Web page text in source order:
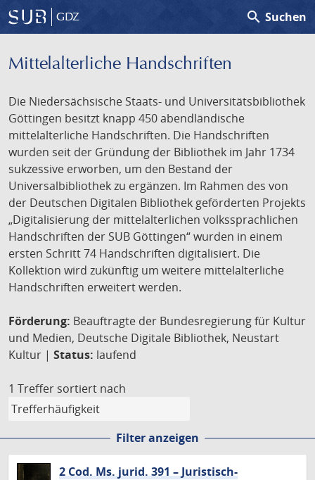
GDZ search Suchen
Mittelalterliche Handschriften
Die Niedersächsische Staats- und Universitätsbibliothek
Göttingen besitzt knapp 450 abendländische
mittelalterliche Handschriften. Die Handschriften
wurden seit der Gründung der Bibliothek im Jahr 1734
sukzessive erworben, um den Bestand der
Universalbibliothek zu ergänzen. Im Rahmen des von
der Deutschen Digitalen Bibliothek geförderten Projekts
„Digitalisierung der mittelalterlichen volkssprachlichen
Handschriften der SUB Göttingen“ wurden in einem
ersten Schritt 74 Handschriften digitalisiert. Die
Kollektion wird zukünftig um weitere mittelalterliche
Handschriften erweitert werden.
Förderung: Beauftragte der Bundesregierung für Kultur
und Medien, Deutsche Digitale Bibliothek, Neustart
Kultur | Status: laufend
1 Treffer sortiert nach
Filter anzeigen
2 Cod. Ms. jurid. 391 – Juristisch-